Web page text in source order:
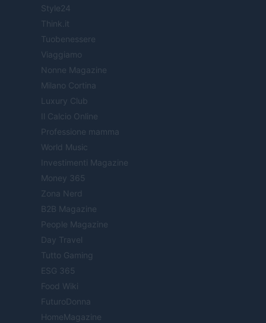
Style24
Think.it
Tuobenessere
Viaggiamo
Nonne Magazine
Milano Cortina
Luxury Club
Il Calcio Online
Professione mamma
World Music
Investimenti Magazine
Money 365
Zona Nerd
B2B Magazine
People Magazine
Day Travel
Tutto Gaming
ESG 365
Food Wiki
FuturoDonna
HomeMagazine